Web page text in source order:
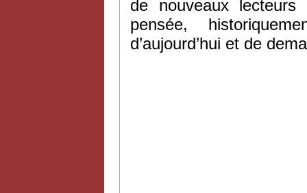
de nouveaux
pensée,
d’aujourd’hui et de